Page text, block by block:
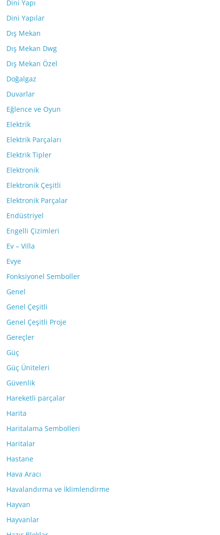
Dini Yapı
Dini Yapılar
Dış Mekan
Dış Mekan Dwg
Dış Mekan Özel
Doğalgaz
Duvarlar
Eğlence ve Oyun
Elektrik
Elektrik Parçaları
Elektrik Tipler
Elektronik
Elektronik Çeşitli
Elektronik Parçalar
Endüstriyel
Engelli Çizimleri
Ev – Villa
Evye
Fonksiyonel Semboller
Genel
Genel Çeşitli
Genel Çeşitli Proje
Gereçler
Güç
Güç Üniteleri
Güvenlik
Hareketli parçalar
Harita
Haritalama Sembolleri
Haritalar
Hastane
Hava Aracı
Havalandırma ve İklimlendirme
Hayvan
Hayvanlar